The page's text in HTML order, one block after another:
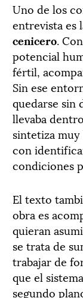
Uno de los
entrevista es
cenicero.
potencial
fértil,
Sin ese
quedarse sin
llevaba
sintetiza
con
condiciones
El texto
obra es
quieran
se trata de
trabajar de
que el
segundo